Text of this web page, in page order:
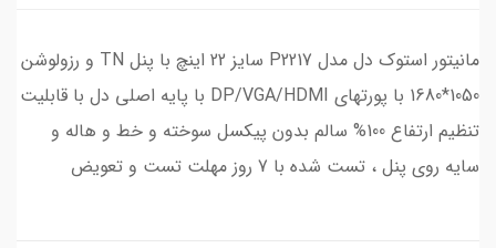
مانیتور استوک دل مدل P2217 سایز 22 اینچ با پنل TN و رزولوشن
1050*1680 با پورتهای DP/VGA/HDMI با پایه اصلی دل با قابلیت
تنظیم ارتفاع 100% سالم بدون پیکسل سوخته و خط و هاله و
سایه روی پنل ، تست شده با 7 روز مهلت تست و تعویض